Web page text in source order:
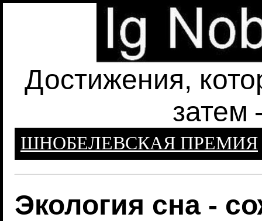
Достижения,
затем
ШНОБЕЛЕВСКАЯ ПРЕМИЯ
Экология сна -